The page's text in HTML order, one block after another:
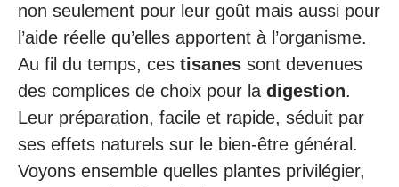
non seulement pour leur goût mais aussi pour
l’aide réelle qu’elles apportent à l’organisme.
Au fil du temps, ces tisanes sont devenues
des complices de choix pour la digestion.
Leur préparation, facile et rapide, séduit par
ses effets naturels sur le bien-être général.
Voyons ensemble quelles plantes privilégier,